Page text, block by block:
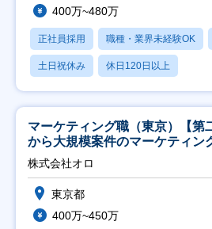
400万~480万
正社員採用 職種・業界未経験OK
土日祝休み 休日120日以上
マーケティング職（東京）【第
から大規模案件のマーケティン
修充実】
株式会社オロ
東京都
400万~450万